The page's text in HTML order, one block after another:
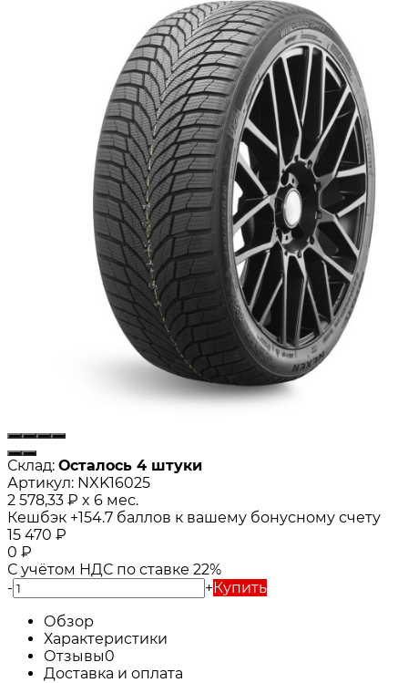
Склад: Осталось 4 штуки
Артикул: NXK16025
2 578,33 ₽ x 6 мес.
Кешбэк +154.7 баллов к вашему бонусному счету
15 470 ₽
0 ₽
С учётом НДС по ставке 22%
-
+Купить
Обзор
Характеристики
Отзывы0
Доставка и оплата